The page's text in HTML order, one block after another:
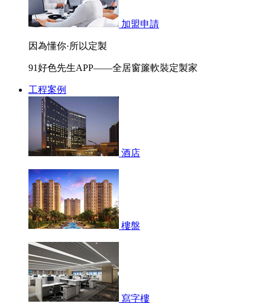
加盟申請
因為懂你·所以定製
91好色先生APP——全居窗簾軟裝定製家
工程案例
酒店
樓盤
寫字樓